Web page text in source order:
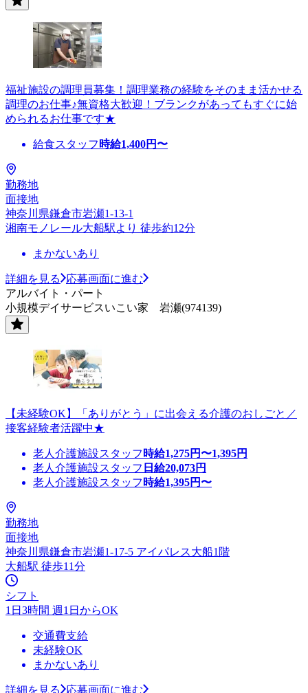
福祉施設の調理員募集！調理業務の経験をそのまま活かせる
調理のお仕事♪無資格大歓迎！ブランクがあってもすぐに始
められるお仕事です★
給食スタッフ 時給1,400円〜
勤務地
面接地
神奈川県鎌倉市岩瀬1-13-1
湘南モノレール大船駅より 徒歩約12分
まかないあり
詳細を見る
応募画面に進む
アルバイト・パート
小規模デイサービスいこい家 岩瀬(974139)
【未経験OK】「ありがとう」に出会える介護のおしごと／
接客経験者活躍中★
老人介護施設スタッフ 時給1,275円〜1,395円
老人介護施設スタッフ 日給20,073円
老人介護施設スタッフ 時給1,395円〜
勤務地
面接地
神奈川県鎌倉市岩瀬1-17-5 アイパレス大船1階
大船駅 徒歩11分
シフト
1日3時間 週1日からOK
交通費支給
未経験OK
まかないあり
詳細を見る
応募画面に進む